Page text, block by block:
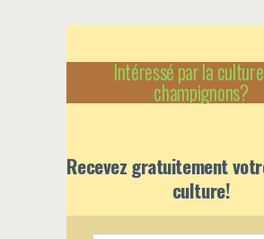
Intéressé par la
champignons?
Recevez gratuitement
culture!